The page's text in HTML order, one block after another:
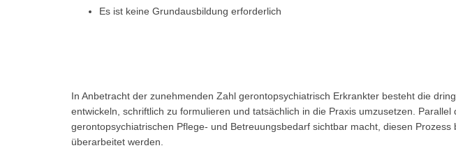
Es ist keine Grundausbildung erforderlich
In Anbetracht der zunehmenden Zahl gerontopsychiatrisch Erkrankter besteht die
entwickeln, schriftlich zu formulieren und tatsächlich in die Praxis umzusetzen.
gerontopsychiatrischen Pflege- und Betreuungsbedarf sichtbar macht, diesen
überarbeitet werden.